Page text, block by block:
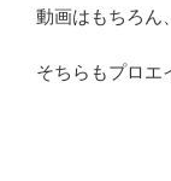
動画はもちろん
そちらもプロエ